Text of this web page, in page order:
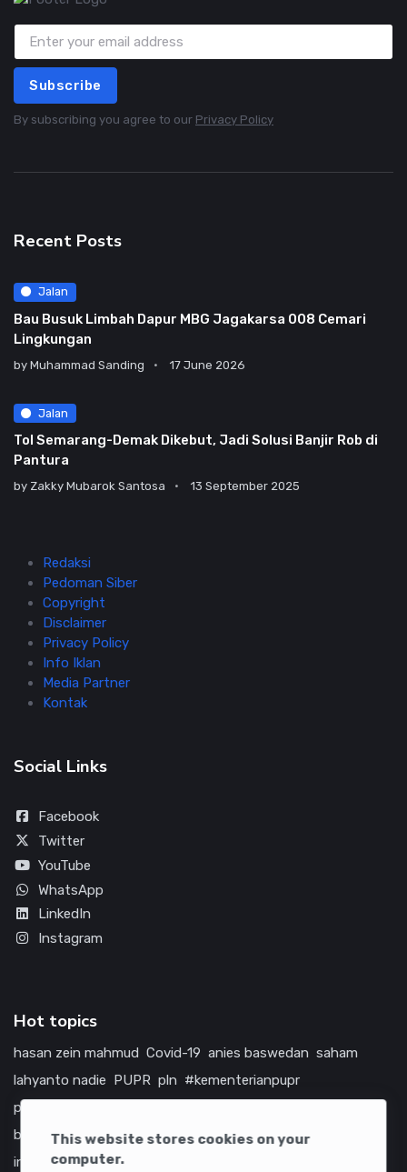
This website stores cookies on your
computer.
Subscribe
By subscribing you agree to our Privacy Policy
Recent Posts
Jalan
Bau Busuk Limbah Dapur MBG Jagakarsa 008 Cemari
Lingkungan
by Muhammad Sanding 17 June 2026
Jalan
Tol Semarang-Demak Dikebut, Jadi Solusi Banjir Rob di
Pantura
by Zakky Mubarok Santosa 13 September 2025
Redaksi
Pedoman Siber
Copyright
Disclaimer
Privacy Policy
Info Iklan
Media Partner
Kontak
Social Links
Facebook
Twitter
YouTube
WhatsApp
LinkedIn
Instagram
Hot topics
hasan zein mahmud Covid-19 anies baswedan saham
lahyanto nadie PUPR pln #kementerianpupr
prabowo subianto
bumn
jasa marga jtts china tol amerika serikat
infrastruktur